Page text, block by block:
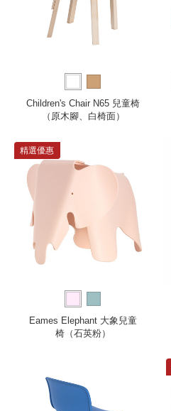
Children's Chair N65 兒童椅
（原木腳、白椅面）
精選優惠
Eames Elephant 大象兒童
椅（石英粉）